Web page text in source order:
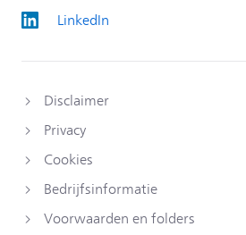
LinkedIn
Disclaimer
Privacy
Cookies
Bedrijfsinformatie
Voorwaarden en folders